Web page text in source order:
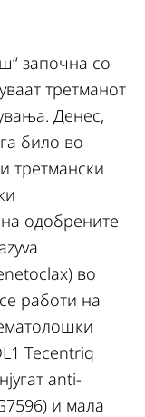
започна со
третманот
Денес,
било во
третмански
одобрените
во
работи на
Tecentriq
anti-
и мала